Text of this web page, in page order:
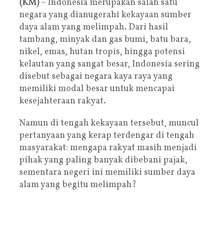
(KM)– Indonesia merupakan salah satu
negara yang dianugerahi kekayaan sumber
daya alam yang melimpah. Dari hasil
tambang, minyak dan gas bumi, batu bara,
nikel, emas, hutan tropis, hingga potensi
kelautan yang sangat besar, Indonesia sering
disebut sebagai negara kaya raya yang
memiliki modal besar untuk mencapai
kesejahteraan rakyat.
Namun di tengah kekayaan tersebut, muncul
pertanyaan yang kerap terdengar di tengah
masyarakat: mengapa rakyat masih menjadi
pihak yang paling banyak dibebani pajak,
sementara negeri ini memiliki sumber daya
alam yang begitu melimpah?